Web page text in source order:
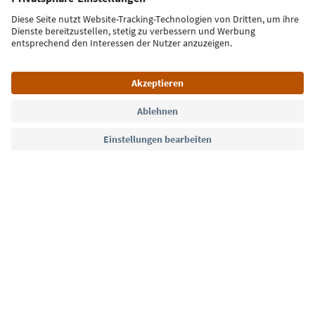
Jetzt anmelden